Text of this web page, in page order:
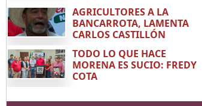
AGRICULTORES A LA
BANCARROTA, LAMENTA
CARLOS CASTILLÓN
TODO LO QUE HACE
MORENA ES SUCIO: FREDY
COTA